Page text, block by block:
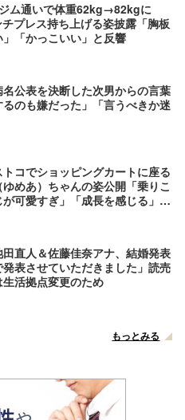
ム通いで体重62kg→82kgに
プレス持ち上げる姿披露「胸板
「かっこいい」と反響
公表を決断した次男からの言葉
るのも嫌だった」「言うべきか迷
コでショッピングカートに座る
めあ）ちゃんの姿公開「乗りこ
可愛すぎ」「成長を感じる」の
田直人＆佐藤佳奈アナ、結婚発表
発表させていただきました」読売
活拠点変更のため
もっとみる